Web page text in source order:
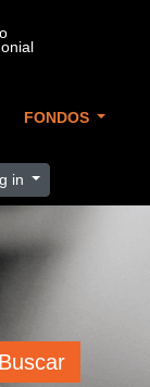
FONDOS
in
Buscar